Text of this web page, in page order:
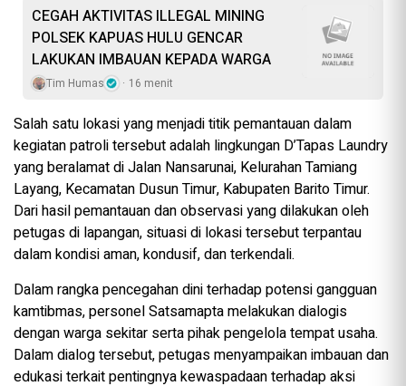
CEGAH AKTIVITAS ILLEGAL MINING
POLSEK KAPUAS HULU GENCAR
LAKUKAN IMBAUAN KEPADA WARGA
Tim Humas 16 menit
Salah satu lokasi yang menjadi titik pemantauan dalam
kegiatan patroli tersebut adalah lingkungan D’Tapas Laundry
yang beralamat di Jalan Nansarunai, Kelurahan Tamiang
Layang, Kecamatan Dusun Timur, Kabupaten Barito Timur.
Dari hasil pemantauan dan observasi yang dilakukan oleh
petugas di lapangan, situasi di lokasi tersebut terpantau
dalam kondisi aman, kondusif, dan terkendali.
Dalam rangka pencegahan dini terhadap potensi gangguan
kamtibmas, personel Satsamapta melakukan dialogis
dengan warga sekitar serta pihak pengelola tempat usaha.
Dalam dialog tersebut, petugas menyampaikan imbauan dan
edukasi terkait pentingnya kewaspadaan terhadap aksi